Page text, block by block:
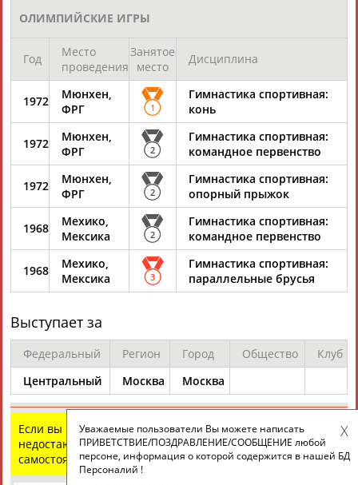
Камалудин
АБДУЛДАУДОВ
Абдула
АБДУЛЖАЛИЛОВАБДУЛКАГИРОВ
24 персон из 13181
ЕЩЁ ПЕРСОНЫ
ТАБЛО АКТИВНОСТИ
Вопросы сотрудничества и совместной деятельности
© Стадион, 1998-2026
Адресов в новостной рассылке: 996
Подпишись
ОЛИМПИЙСКИЕ ИГРЫ
Год
Место
проведения
Занятое
место
Дисциплина
1972
Мюнхен,
ФРГ
1
Гимнастика спортивная:
конь
1972
Мюнхен,
ФРГ
2
Гимнастика спортивная:
командное первенство
1972
Мюнхен,
ФРГ
2
Гимнастика спортивная:
опорный прыжок
1968
Мехико,
Мексика
2
Гимнастика спортивная:
командное первенство
1968
Мехико,
Мексика
3
Гимнастика спортивная:
параллельные брусья
Выступает за
Федеральный Регион Город Общество
Клуб
Центральный
Москва Москва
Если вы нашли ошибку в данных или имеете
недостающую информацию, внесите изменения
самостоятельно
Уважаемые пользователи Вы можете написать
ПРИВЕТСТВИЕ/ПОЗДРАВЛЕНИЕ/СООБЩЕНИЕ любой
персоне, информация о которой содержится в нашей БД
Персоналий !